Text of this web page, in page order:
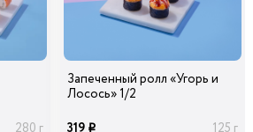
280 г
Запеченный ролл «Угорь и
Лосось» 1/2
319 i 125 г